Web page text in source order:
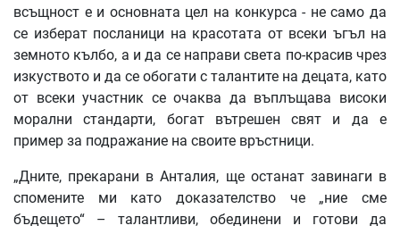
всъщност е и основната цел на конкурса - не само да
се изберат посланици на красотата от всеки ъгъл на
земното кълбо, а и да се направи света по-красив чрез
изкуството и да се обогати с талантите на децата, като
от всеки участник се очаква да въплъщава високи
морални стандарти, богат вътрешен свят и да е
пример за подражание на своите връстници.
„Дните, прекарани в Анталия, ще останат завинаги в
спомените ми като доказателство че „ние сме
бъдещето“ – талантливи, обединени и готови да